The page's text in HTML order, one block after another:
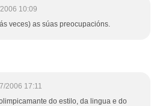
10:09
veces) as súas preocupacións.
2006 17:11
do estilo, da lingua e do